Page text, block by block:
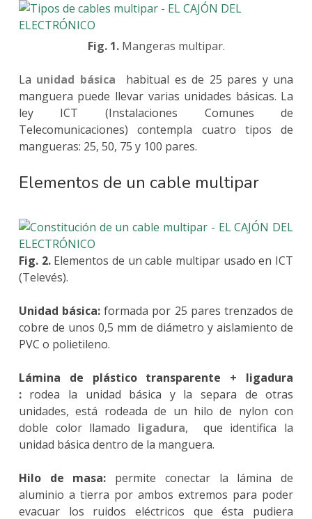
Fig. 1.Mangeras multipar.
La unidad básica habitual es de 25 pares y una
manguera puede llevar varias unidades básicas. La
ley ICT (Instalaciones Comunes de
Telecomunicaciones) contempla cuatro tipos de
mangueras: 25, 50, 75 y 100 pares.
Elementos de un cable multipar
Fig. 2. Elementos de un cable multipar usado en ICT
(Televés).
Unidad básica: formada por 25 pares trenzados de
cobre de unos 0,5 mm de diámetro y aislamiento de
PVC o polietileno.
Lámina de plástico transparente + ligadura
:rodea la unidad básica y la separa de otras
unidades, está rodeada de un hilo de nylon con
doble color llamado ligadura, que identifica la
unidad básica dentro de la manguera.
Hilo de masa: permite conectar la lámina de
aluminio a tierra por ambos extremos para poder
evacuar los ruidos eléctricos que ésta pudiera